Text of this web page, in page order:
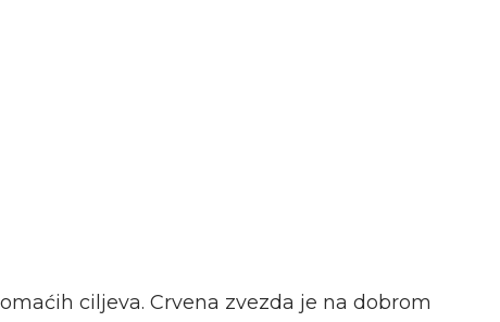
ciljeva. Crvena zvezda je na dobrom